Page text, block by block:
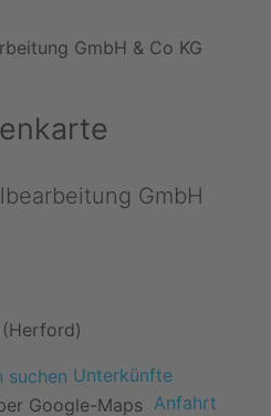
GmbH
Unterkünfte
Anfahrt